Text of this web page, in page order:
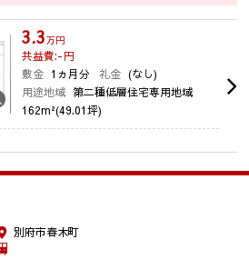
3.3万円
共益費:-円
敷金 1ヵ月分 礼金 (なし)
用途地域 第二種低層住宅専用地域
162m²(49.01坪)
別府市春木町